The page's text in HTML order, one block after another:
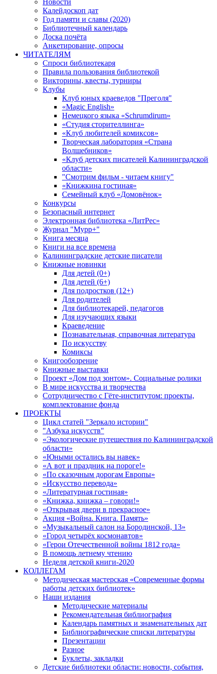
Новости
Калейдоскоп дат
Год памяти и славы (2020)
Библиотечный календарь
Доска почёта
Анкетирование, опросы
ЧИТАТЕЛЯМ
Спроси библиотекаря
Правила пользования библиотекой
Викторины, квесты, турниры
Клубы
Клуб юных краеведов "Преголя"
«Magic English»
Немецкого языка «Schrumdirum»
«Студия сторителлинга»
«Клуб любителей комиксов»
Творческая лаборатория «Страна
Волшебников»
«Клуб детских писателей Калининградской
области»
"Смотрим фильм - читаем книгу"
«Книжкина гостиная»
Семейный клуб «Домовёнок»
Конкурсы
Безопасный интернет
Электронная библиотека «ЛитРес»
Журнал "Мурр+"
Книга месяца
Книги на все времена
Калининградские детские писатели
Книжные новинки
Для детей (0+)
Для детей (6+)
Для подростков (12+)
Для родителей
Для библиотекарей, педагогов
Для изучающих языки
Краеведение
Познавательная, справочная литература
По искусству
Комиксы
Книгообозрение
Книжные выставки
Проект «Дом под зонтом». Социальные ролики
В мире искусства и творчества
Сотрудничество с Гёте-институтом: проекты,
комплектование фонда
ПРОЕКТЫ
Цикл статей "Зеркало истории"
"Азбука искусств"
«Экологические путешествия по Калининградской
области»
«Юными остались вы навек»
«А вот и праздник на пороге!»
«По сказочным дорогам Европы»
«Искусство перевода»
«Литературная гостиная»
«Книжка, книжка – говори!»
«Открывая двери в прекрасное»
Акция «Война. Книга. Память»
«Музыкальный салон на Бородинской, 13»
«Город четырёх космонавтов»
«Герои Отечественной войны 1812 года»
В помощь летнему чтению
Неделя детской книги-2020
КОЛЛЕГАМ
Методическая мастерская «Современные формы
работы детских библиотек»
Наши издания
Методические материалы
Рекомендательная библиография
Календарь памятных и знаменательных дат
Библиографические списки литературы
Презентации
Разное
Буклеты, закладки
Детские библиотеки области: новости, события,